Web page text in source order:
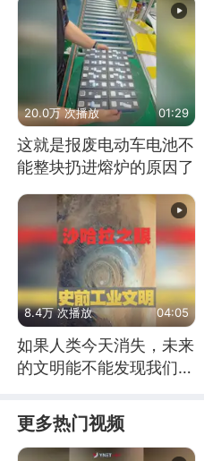
20.0万 次播放 01:29
这就是报废电动车电池不
能整块扔进熔炉的原因了
8.4万 次播放 04:05
如果人类今天消失，未来
的文明能不能发现我们存
更多热门视频